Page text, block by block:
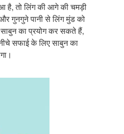
है, तो लिंग की आगे की चमड़ी
गुनगुने पानी से लिंग मुंड को
का प्रयोग कर सकते हैं,
सफाई के लिए साबुन का